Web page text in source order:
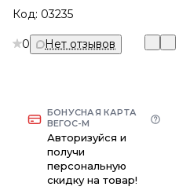
Код: 03235
0 Нет отзывов
БОНУСНАЯ КАРТА
ВЕГОС-М
Авторизуйся и
получи
персональную
скидку на товар!